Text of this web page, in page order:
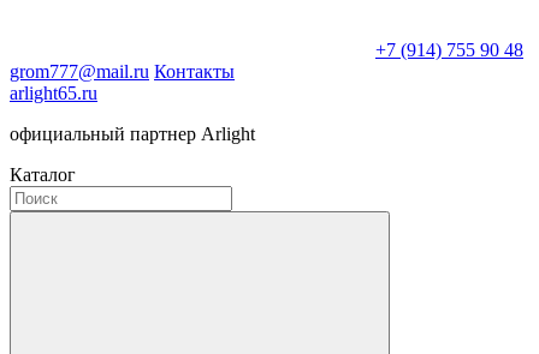
+7 (914) 755 90 48
grom777@mail.ru Контакты
arlight65.ru
официальный партнер Arlight
Каталог